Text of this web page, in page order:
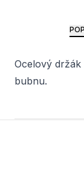
Ocelový
bubnu.